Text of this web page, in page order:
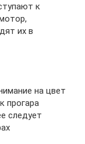
к
их в
на цвет
прогара
следует